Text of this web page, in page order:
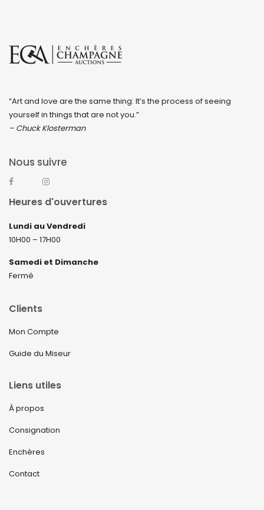
“Art and love are the same thing: It’s the process of seeing
yourself in things that are not you.”
– Chuck Klosterman
Nous suivre
Heures d'ouvertures
Lundi au Vendredi
10H00 – 17H00
Samedi et Dimanche
Fermé
Clients
Mon Compte
Guide du Miseur
Liens utiles
À propos
Consignation
Enchères
Contact